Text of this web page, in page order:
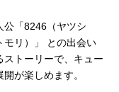
公「8246（ヤツシ
モリ）」 との出会い
ストーリーで、キュー
が楽しめます。